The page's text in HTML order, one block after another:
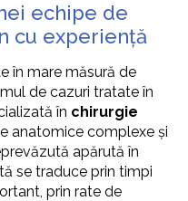
echipe de
cu experiență
în mare măsură de
de cazuri tratate în
în chirurgie
anatomice complexe și
apărută în
se traduce prin timpi
prin rate de